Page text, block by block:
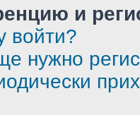
и
войти?
нужно